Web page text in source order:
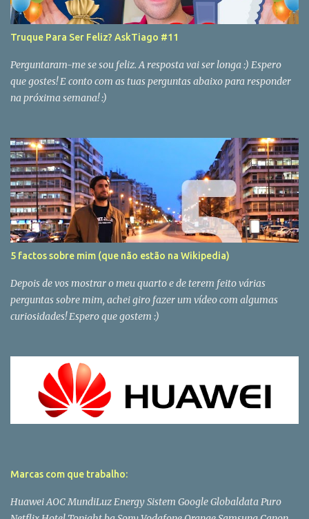
Truque Para Ser Feliz? AskTiago #11
Perguntaram-me se sou feliz. A resposta vai ser longa :) Espero
que gostes! E conto com as tuas perguntas abaixo para responder
na próxima semana! :)
5 factos sobre mim (que não estão na Wikipedia)
Depois de vos mostrar o meu quarto e de terem feito várias
perguntas sobre mim, achei giro fazer um vídeo com algumas
curiosidades! Espero que gostem :)
Marcas com que trabalho:
Huawei AOC MundiLuz Energy Sistem Google Globaldata Puro